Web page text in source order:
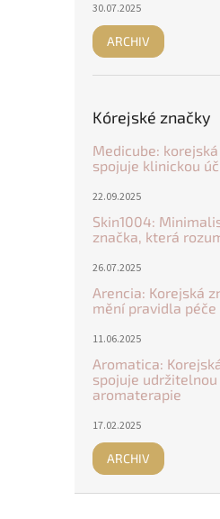
30.07.2025
ARCHIV
Kórejské značky
Medicube:
spojuje klinickou
22.09.2025
Skin1004:
značka, která
26.07.2025
Arencia: Korejská
mění pravidla
11.06.2025
Aromatica:
spojuje
aromaterapie
17.02.2025
ARCHIV